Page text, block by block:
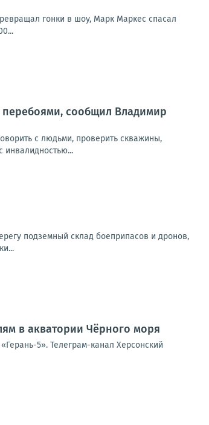
гонки в шоу, Марк Маркес спасал
перебоями, сообщил Владимир
с людьми, проверить скважины,
инвалидностью...
подземный склад боеприпасов и дронов,
в акватории Чёрного моря
5». Телеграм-канал Херсонский